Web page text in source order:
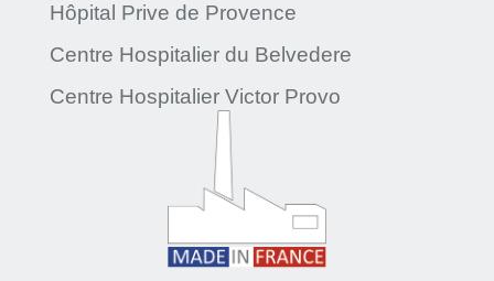
Hôpital Prive de Provence
Centre Hospitalier du Belvedere
Centre Hospitalier Victor Provo